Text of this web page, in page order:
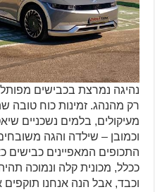
נהיגה נמרצת בכבישים
רק מהנהג. זמינות כוח טובה
מעיקולים, בלמים נשכניים
וכמובן – שילדה והגה משובחים,
התכופים המאפיינים כבישים
וכבד, אבל הנה אנחנו תוקפים